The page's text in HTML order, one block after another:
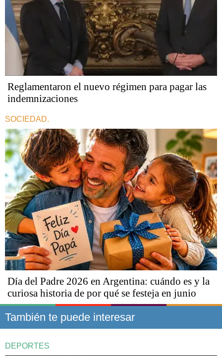
Reglamentaron el nuevo régimen para pagar las
indemnizaciones
SOCIEDAD.
Día del Padre 2026 en Argentina: cuándo es y la
curiosa historia de por qué se festeja en junio
También te puede interesar
DEPORTES